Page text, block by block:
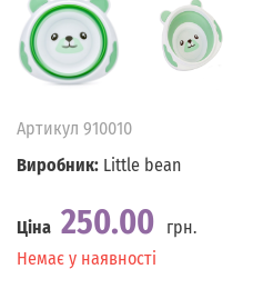
Артикул 910010
Виробник: Little bean
Ціна 250.00
грн.
Наявність
Немає у наявності